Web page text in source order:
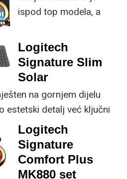
implementirao
ključne svakom
korisniku.
ispod top modela, a
male ustupke možete
osjetno uštedjeti pri
kupnji.
Logitech
Signature Slim
Solar
na gornjem dijelu
estetski detalj već ključni
proizvoda, jer koristi
ili umjetnog svjetla za
Logitech
Signature
Comfort Plus
MK880 set